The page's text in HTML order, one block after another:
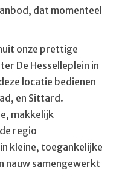
dat momenteel
onze prettige
De Hesselleplein in
locatie bedienen
en Sittard.
makkelijk
regio
kleine, toegankelijke
nauw samengewerkt